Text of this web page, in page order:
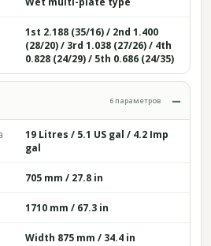
1st 2.188 (35/16) / 2nd 1.400
(28/20) / 3rd 1.038 (27/26) / 4th
0.828 (24/29) / 5th 0.686 (24/35)
6 параметров
19 Litres / 5.1 US gal / 4.2 Imp
gal
705 mm / 27.8 in
1710 mm / 67.3 in
Width 875 mm / 34.4 in